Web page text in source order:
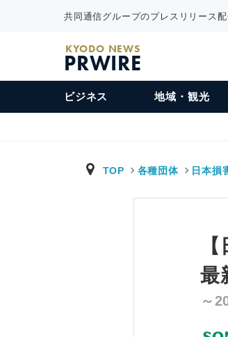
共同通信グループのプレスリリース
KYODO NEWS
PRWIRE
ビジネス 地域・観光
TOP 各種団体 日本損
最
～